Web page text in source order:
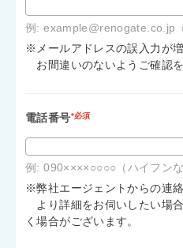
例: example@renogate.co.jp
※メールアドレスの誤入力が増
お間違いのないようご確認を
電話番号*必須
例: 090××××○○○○（ハイフンな
※弊社エージェントからの連
より詳細をお伺いしたい場
く場合がございます。